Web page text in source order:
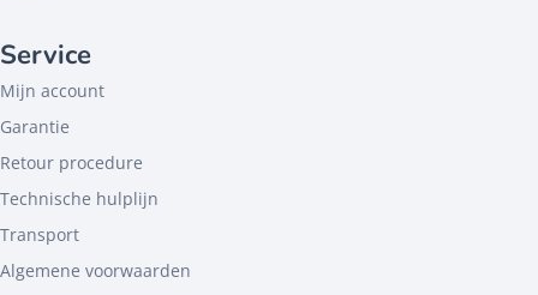
Service
Mijn account
Garantie
Retour procedure
Technische hulplijn
Transport
Algemene voorwaarden